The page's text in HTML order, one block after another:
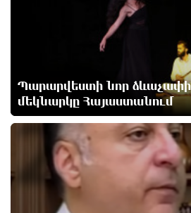
Վրաստանում պետական
փորձի համար քաղաքացի է
ՌԴ-ն պատրաստ է
երկաթուղիների
Օվերչուկ
Հայաստանի բնակչության
ավելացել է
Պարարվեստի նոր
մեկնարկը Հայաստանում
2